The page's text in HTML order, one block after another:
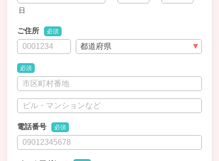
日
ご住所 必須
必須
電話番号 必須